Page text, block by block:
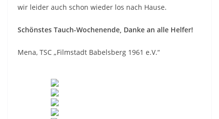
wir leider auch schon wieder los nach Hause.
Schönstes Tauch-Wochenende, Danke an alle Helfer!
Mena, TSC „Filmstadt Babelsberg 1961 e.V.“